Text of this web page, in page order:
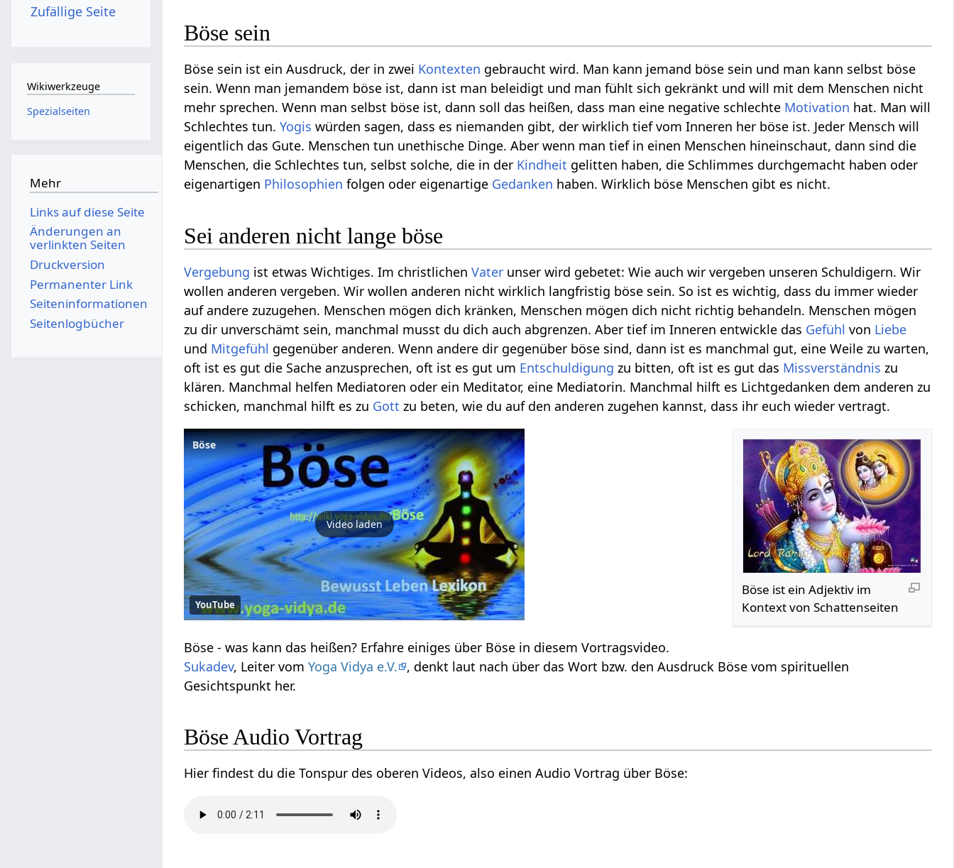
Böse sein
Böse sein ist ein Ausdruck, der in zwei Kontexten gebraucht wird. Man kann jemand böse sein und man kann selbst böse
sein. Wenn man jemandem böse ist, dann ist man beleidigt und man fühlt sich gekränkt und will mit dem Menschen nicht
mehr sprechen. Wenn man selbst böse ist, dann soll das heißen, dass man eine negative schlechte Motivation hat. Man will
Schlechtes tun.Yogis würden sagen, dass es niemanden gibt, der wirklich tief vom Inneren her böse ist. Jeder Mensch will
eigentlich das Gute. Menschen tun unethische Dinge. Aber wenn man tief in einen Menschen hineinschaut, dann sind die
Menschen, die Schlechtes tun, selbst solche, die in der Kindheit gelitten haben, die Schlimmes durchgemacht haben oder
eigenartigen Philosophien folgen oder eigenartige Gedanken haben. Wirklich böse Menschen gibt es nicht.
Sei anderen nicht lange böse
Vergebung ist etwas Wichtiges. Im christlichenVater unser wird gebetet: Wie auch wir vergeben unseren Schuldigern. Wir
wollen anderen vergeben. Wir wollen anderen nicht wirklich langfristig böse sein. So ist es wichtig, dass du immer wieder
auf andere zuzugehen. Menschen mögen dich kränken, Menschen mögen dich nicht richtig behandeln. Menschen mögen
zu dir unverschämt sein, manchmal musst du dich auch abgrenzen. Aber tief im Inneren entwickle das Gefühl von Liebe
und Mitgefühl gegenüber anderen. Wenn andere dir gegenüber böse sind, dann ist es manchmal gut, eine Weile zu warten,
oft ist es gut die Sache anzusprechen, oft ist es gut um Entschuldigung zu bitten, oft ist es gut das Missverständnis zu
klären. Manchmal helfen Mediatoren oder ein Meditator, eine Mediatorin. Manchmal hilft es Lichtgedanken dem anderen zu
schicken, manchmal hilft es zu Gott zu beten, wie du auf den anderen zugehen kannst, dass ihr euch wieder vertragt.
Böse
Video laden
YouTube
Böse ist ein Adjektiv im
Kontext von Schattenseiten
Böse - was kann das heißen? Erfahre einiges über Böse in diesem Vortragsvideo.
Sukadev, Leiter vomYoga Vidya e.V.
, denkt laut nach über das Wort bzw. den Ausdruck Böse vom spirituellen
Gesichtspunkt her.
Böse Audio Vortrag
Hier findest du die Tonspur des oberen Videos, also einen Audio Vortrag über Böse:
Zufällige Seite
Wikiwerkzeuge
Spezialseiten
Mehr
Links auf diese Seite
Änderungen an
verlinkten Seiten
Druckversion
Permanenter Link
Seiten­­informationen
Seitenlogbücher